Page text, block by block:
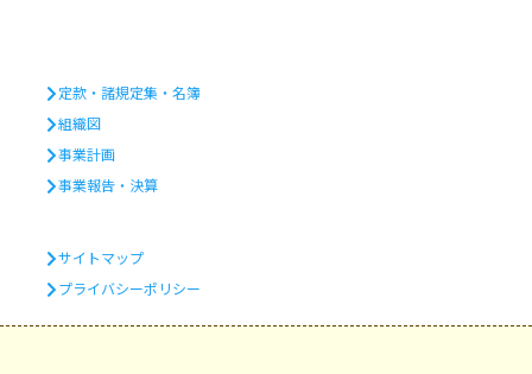
定款・諸規定集・名簿
組織図
事業計画
事業報告・決算
サイトマップ
プライバシーポリシー